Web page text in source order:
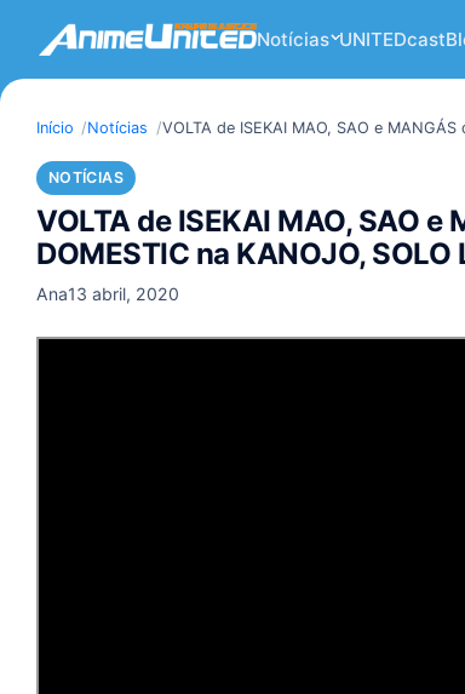
Notícias UNITEDcast
Início Notícias VOLTA de ISEKAI MAO, SAO e
NOTÍCIAS
VOLTA de ISEKAI MAO, SAO e
DOMESTIC na KANOJO, SOLO
Ana13 abril, 2020